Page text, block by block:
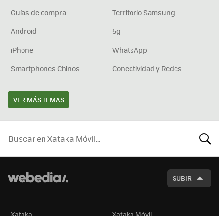
Guías de compra
Territorio Samsung
Android
5g
iPhone
WhatsApp
Smartphones Chinos
Conectividad y Redes
VER MÁS TEMAS
SUBIR
Xataka Xataka Móvil